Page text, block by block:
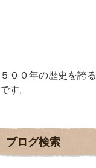
５００年の歴史を誇る
です。
ブログ検索